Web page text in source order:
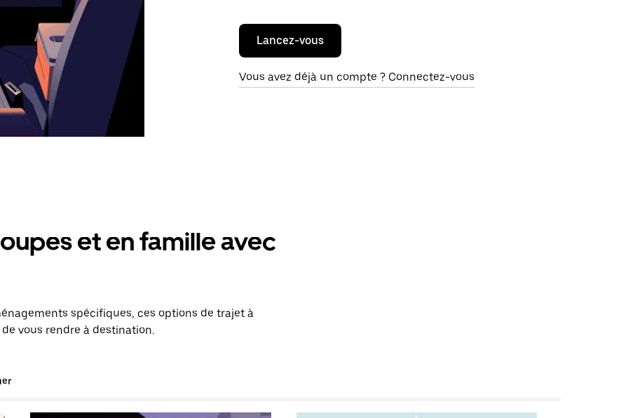
Lancez-vous
Vous avez déjà un compte ? Connectez-vous
et en famille avec
spécifiques, ces options de trajet à
vous rendre à destination.